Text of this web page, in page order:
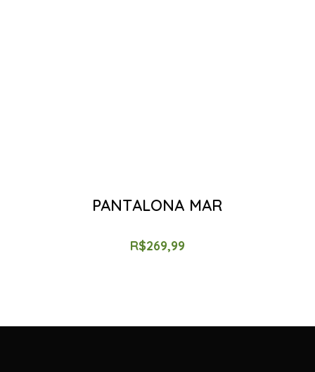
PANTALONA MAR
R$269,99